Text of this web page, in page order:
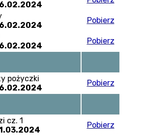
Pobierz
Pobierz
pożyczki
Pobierz
cz. 1
Pobierz